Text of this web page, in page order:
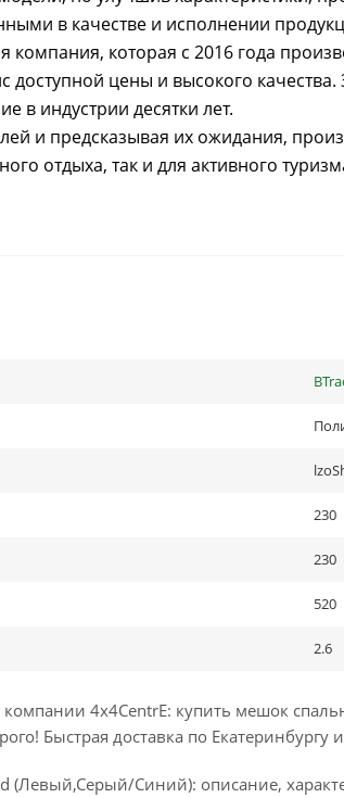
в качестве и исполнении
компания, которая с 2016 года
доступной цены и высокого
в индустрии десятки лет.
и предсказывая их ожидания,
отдыха, так и для активного
230
230
520
2.6
4x4CentrE: купить мешок
Быстрая доставка по Екатеринбургу
(Левый,Серый/Синий): описание,